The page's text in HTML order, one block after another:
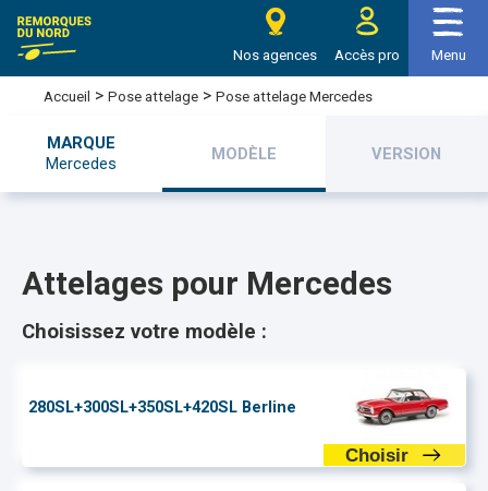
Remorques du nord
Nos agences Accès pro Menu
Accueil > Pose attelage > Pose attelage Mercedes
MARQUE
Mercedes
MODÈLE VERSION
Attelages pour Mercedes
Choisissez votre modèle :
280SL+300SL+350SL+420SL Berline
Choisir